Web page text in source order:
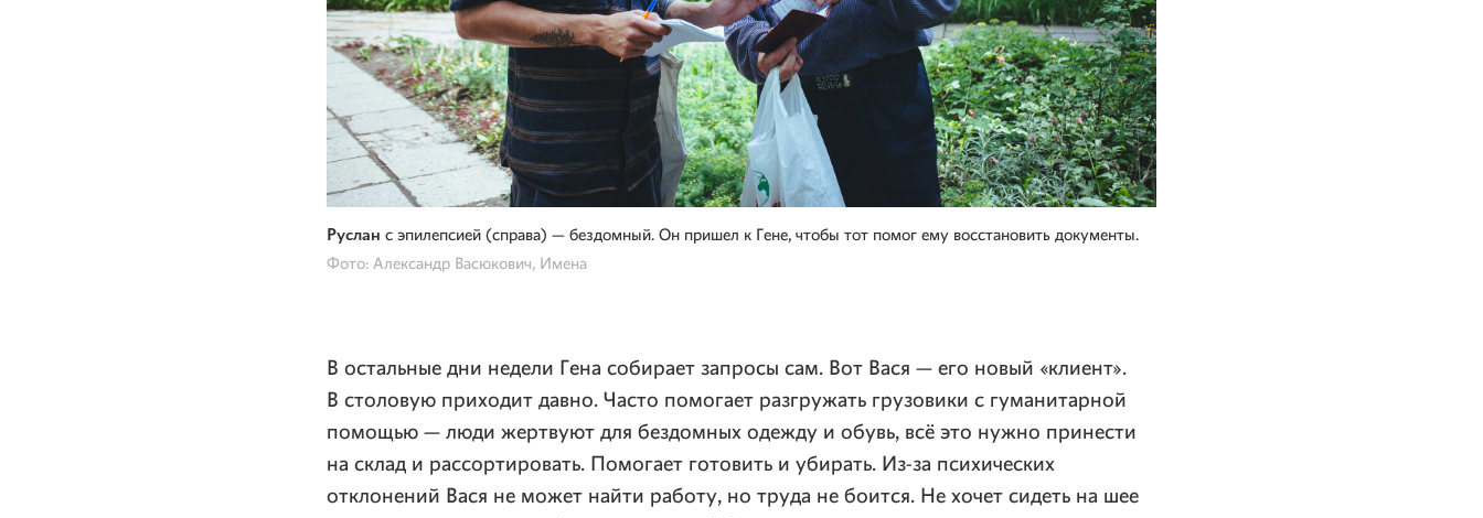
Руслан с эпилепсией (справа) — бездомный. Он пришел к Гене, чтобы тот помог ему восстановить документы.
Фото: Александр Васюкович, Имена
В остальные дни недели Гена собирает запросы сам. Вот Вася — его новый «клиент».
В столовую приходит давно. Часто помогает разгружать грузовики с гуманитарной
помощью — люди жертвуют для бездомных одежду и обувь, всё это нужно принести
на склад и рассортировать. Помогает готовить и убирать. Из-за психических
отклонений Вася не может найти работу, но труда не боится. Не хочет сидеть на шее